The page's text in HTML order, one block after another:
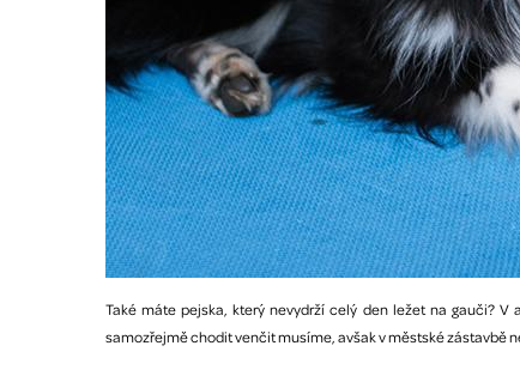
Také máte pejska, který nevydrží celý den ležet na gauči?
samozřejmě chodit venčit musíme, avšak v městské zástavbě